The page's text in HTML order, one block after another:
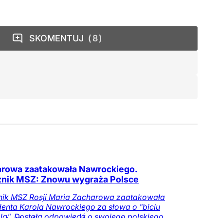
SKOMENTUJ 8
zaatakowała Nawrockiego.
MSZ: Znowu wygraża Polsce
MSZ Rosji Maria Zacharowa zaatakowała
Karola Nawrockiego za słowa o "biciu